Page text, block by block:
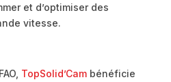
et d’optimiser des
vitesse.
TopSolid’Cambénéficie